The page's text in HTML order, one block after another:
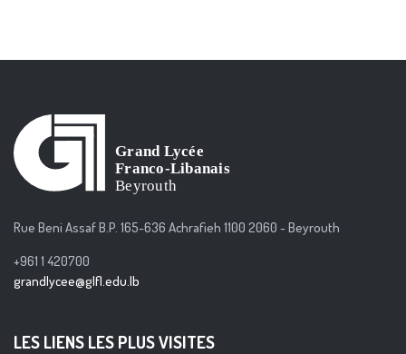
Rue Beni Assaf B.P. 165-636 Achrafieh 1100 2060 - Beyrouth
+961 1 420700
grandlycee@glfl.edu.lb
LES LIENS LES PLUS VISITES